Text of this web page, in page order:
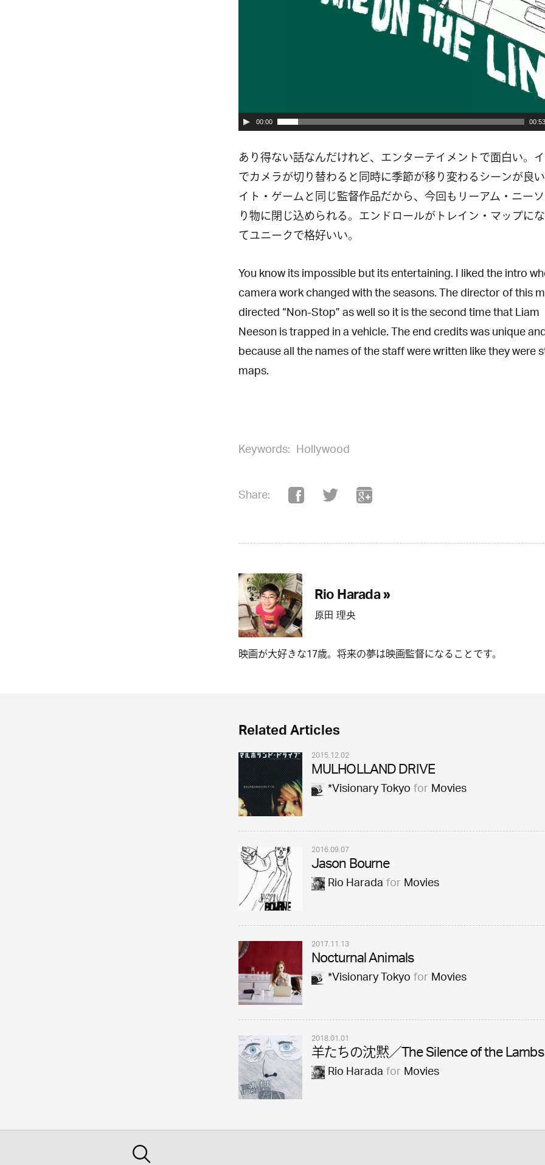
00:00 00:53
あり得ない話なんだけれど、エンターテイメントで面白い。
でカメラが切り替わると同時に季節が移り変わるシーンが良
イト・ゲームと同じ監督作品だから、今回もリーアム・ニー
り物に閉じ込められる。エンドロールがトレイン・マップに
てユニークで格好いい。
You know its impossible but its entertaining. I liked the intro
camera work changed with the seasons. The director of this
directed “Non-Stop” as well so it is the second time that Liam
Neeson is trapped in a vehicle. The end credits was unique
because all the names of the staff were written like they were
maps.
Keywords: Hollywood
Share:
Rio Harada »
原田 理央
映画が大好きな17歳。将来の夢は映画監督になることです。
Related Articles
2015.12.02
MULHOLLAND DRIVE
*Visionary TokyoforMovies
2016.09.07
Jason Bourne
Rio HaradaforMovies
2017.11.13
Nocturnal Animals
*Visionary TokyoforMovies
2018.01.01
羊たちの沈黙／The Silence of the Lambs
Rio HaradaforMovies